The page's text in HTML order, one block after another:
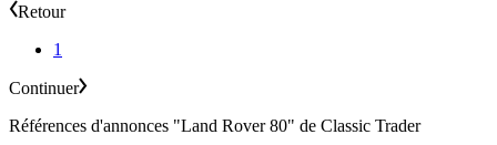
Retour
1
Continuer
Références d'annonces "Land Rover 80" de Classic Trader